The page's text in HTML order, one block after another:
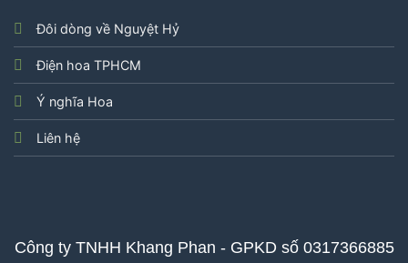
Đôi dòng về Nguyệt Hỷ
Điện hoa TPHCM
Ý nghĩa Hoa
Liên hệ
Công ty TNHH Khang Phan - GPKD số 0317366885